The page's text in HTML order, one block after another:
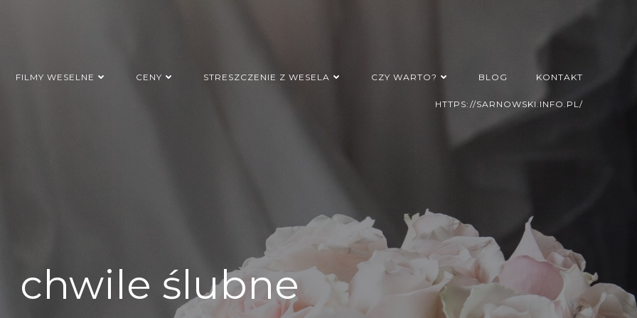
FILMY WESELNE CENY STRESZCZENIE Z WESELA CZY WARTO? BLOG KONTAKT
HTTPS://SARNOWSKI.INFO.PL/
chwile ślubne